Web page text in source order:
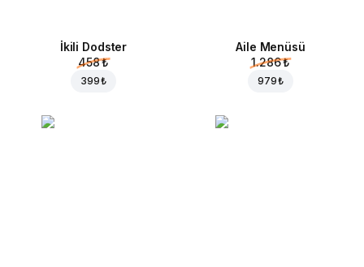
İkili Dodster
458 ₺
399 ₺
Aile Menüsü
1.286 ₺
979 ₺